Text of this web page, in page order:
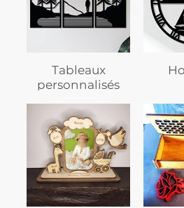
Tableaux
personnalisés